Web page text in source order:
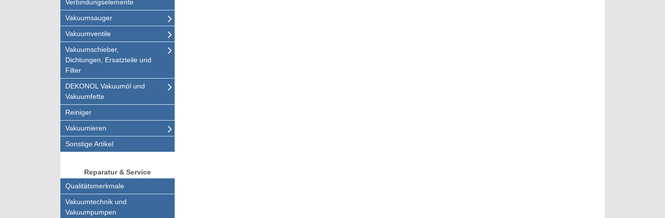
Verbindungselemente
Vakuumsauger
Vakuumventile
Vakuumschieber,
Dichtungen, Ersatzteile und
Filter
DEKONOL Vakuumöl und
Vakuumfette
Reiniger
Vakuumieren
Sonstige Artikel
Reparatur & Service
Qualitätsmerkmale
Vakuumtechnik und
Vakuumpumpen